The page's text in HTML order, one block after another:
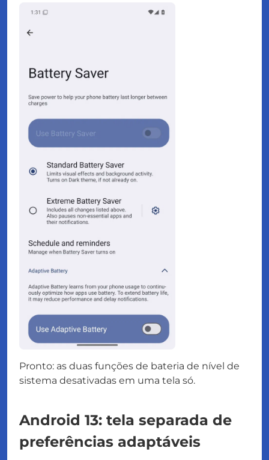
Pronto: as duas funções de bateria de nível de
sistema desativadas em uma tela só.
Android 13: tela separada de
preferências adaptáveis